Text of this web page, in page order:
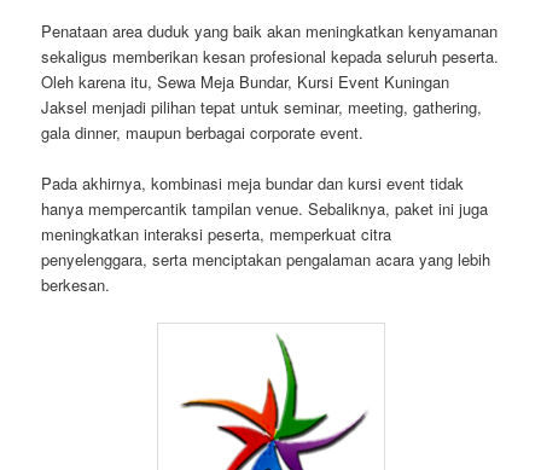
Penataan area duduk yang baik akan meningkatkan kenyamanan
sekaligus memberikan kesan profesional kepada seluruh peserta.
Oleh karena itu, Sewa Meja Bundar, Kursi Event Kuningan
Jaksel menjadi pilihan tepat untuk seminar, meeting, gathering,
gala dinner, maupun berbagai corporate event.
Pada akhirnya, kombinasi meja bundar dan kursi event tidak
hanya mempercantik tampilan venue. Sebaliknya, paket ini juga
meningkatkan interaksi peserta, memperkuat citra
penyelenggara, serta menciptakan pengalaman acara yang lebih
berkesan.